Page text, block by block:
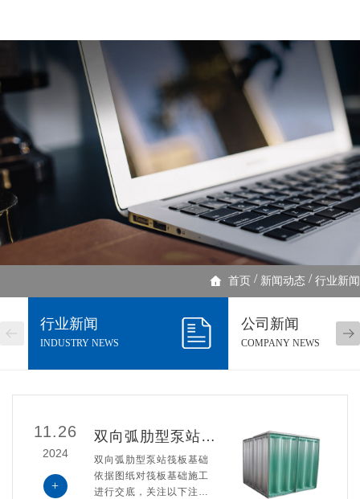
首页 / 新闻动态 / 行业新闻
行业新闻
INDUSTRY NEWS
公司新闻
COMPANY NEWS
11.26
2024
+
双向弧肋型泵站筏板基础技术交底要注意哪些？
双向弧肋型泵站筏板基础
依据图纸对筏板基础施工
进行交底，关注以下注意